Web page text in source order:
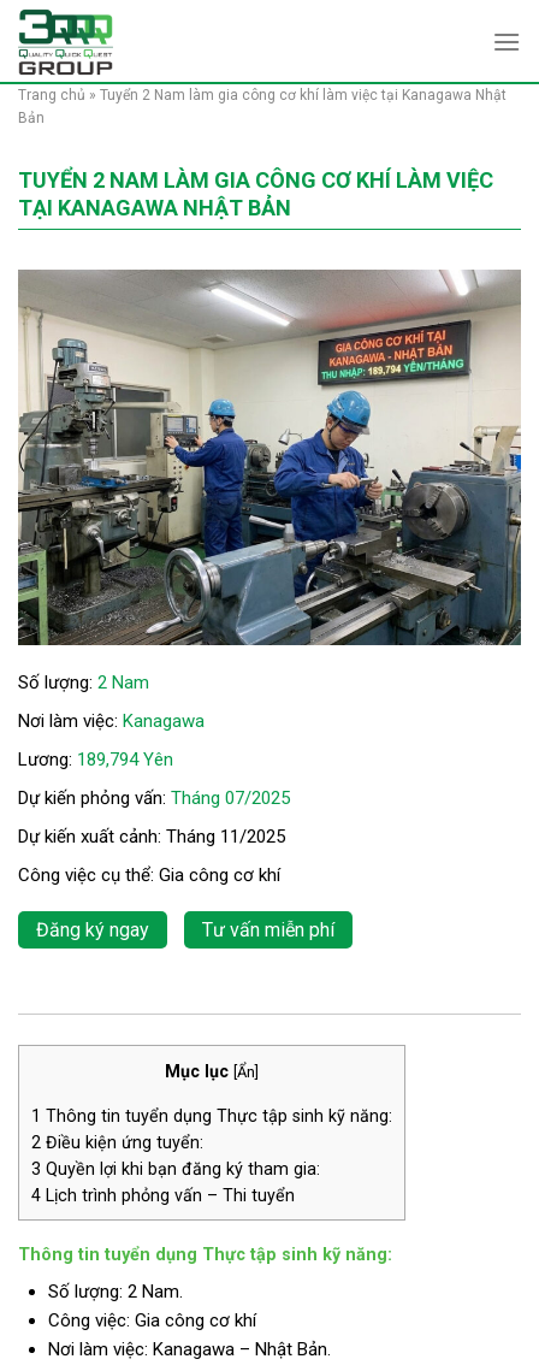
Skip
content
Trang chủ » Tuyển 2 Nam làm gia công cơ khí làm việc tại Kanagawa Nhật
Bản
TUYỂN 2 NAM LÀM GIA CÔNG CƠ KHÍ LÀM VIỆC
TẠI KANAGAWA NHẬT BẢN
Số lượng: 2 Nam
Nơi làm việc: Kanagawa
Lương: 189,794 Yên
Dự kiến phỏng vấn: Tháng 07/2025
Dự kiến xuất cảnh: Tháng 11/2025
Công việc cụ thể: Gia công cơ khí
Đăng ký ngay Tư vấn miễn phí
Mục lục Ẩn
1 Thông tin tuyển dụng Thực tập sinh kỹ năng:
2 Điều kiện ứng tuyển:
3 Quyền lợi khi bạn đăng ký tham gia:
4 Lịch trình phỏng vấn – Thi tuyển
Thông tin tuyển dụng Thực tập sinh kỹ năng:
Số lượng: 2 Nam.
Công việc: Gia công cơ khí
Nơi làm việc: Kanagawa – Nhật Bản.